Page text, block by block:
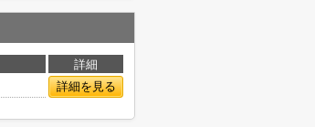
詳細
詳細を見る